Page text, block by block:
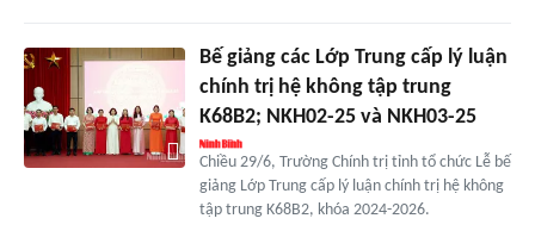
Bế giảng các Lớp Trung cấp lý luận
chính trị hệ không tập trung
K68B2; NKH02-25 và NKH03-25
Chiều 29/6, Trường Chính trị tỉnh tổ chức Lễ bế
giảng Lớp Trung cấp lý luận chính trị hệ không
tập trung K68B2, khóa 2024-2026.